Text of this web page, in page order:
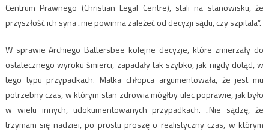
Centrum Prawnego (Christian Legal Centre), stali na stanowisku, że
przyszłość ich syna „nie powinna zależeć od decyzji sądu, czy szpitala”.
W sprawie Archiego Battersbee kolejne decyzje, które zmierzały do
ostatecznego wyroku śmierci, zapadały tak szybko, jak nigdy dotąd, w
tego typu przypadkach. Matka chłopca argumentowała, że jest mu
potrzebny czas, w którym stan zdrowia mógłby ulec poprawie, jak było
w wielu innych, udokumentowanych przypadkach. „Nie sądzę, że
trzymam się nadziei, po prostu proszę o realistyczny czas, w którym